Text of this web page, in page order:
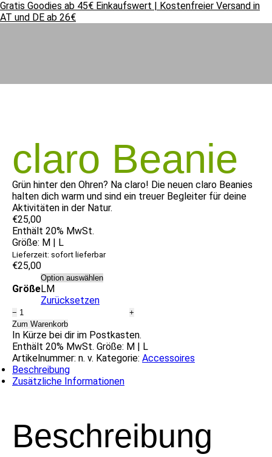
Gratis Goodies ab 45€ Einkaufswert | Kostenfreier Versand in
AT und DE ab 26€
claro Beanie
Grün hinter den Ohren? Na claro! Die neuen claro Beanies
halten dich warm und sind ein treuer Begleiter für deine
Aktivitäten in der Natur.
€25,00
Enthält 20% MwSt.
Größe: M | L
Lieferzeit: sofort lieferbar
€25,00
GrößeLM
Zurücksetzen
claro
Beanie
Menge
−
+
Zum Warenkorb
In Kürze bei dir im Postkasten.
Enthält 20% MwSt. Größe: M | L
Artikelnummer: n. v. Kategorie: Accessoires
Beschreibung
Zusätzliche Informationen
Beschreibung